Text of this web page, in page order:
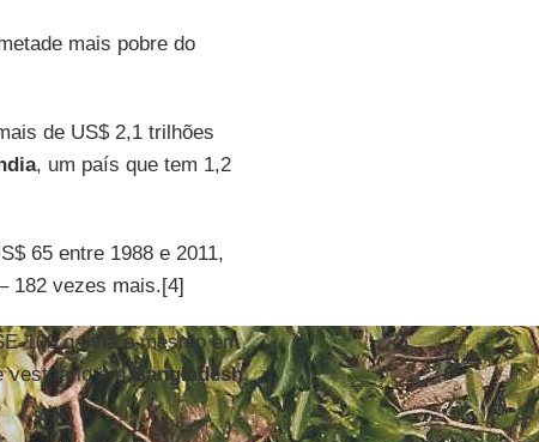
mais pobre do
de US$ 2,1 trilhões
, um país que tem 1,2
65 entre 1988 e 2011,
182 vezes mais.[4]
100 ganha o mesmo em
vestuário emBangladesh.